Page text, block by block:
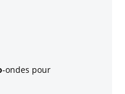
-ondes pour